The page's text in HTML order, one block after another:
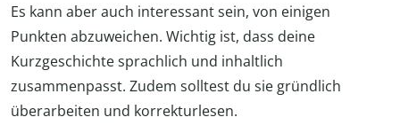
Es kann aber auch interessant sein, von einigen
Punkten abzuweichen. Wichtig ist, dass deine
Kurzgeschichte sprachlich und inhaltlich
zusammenpasst. Zudem solltest du sie gründlich
überarbeiten und korrekturlesen.